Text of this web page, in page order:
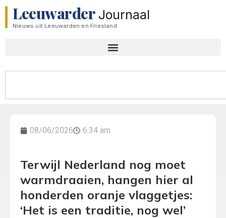
Leeuwarder Journaal
Nieuws uit Leeuwarden en Friesland
08/06/2026 6:34 am
Terwijl Nederland nog moet
warmdraaien, hangen hier al
honderden oranje vlaggetjes:
‘Het is een traditie, nog wel’